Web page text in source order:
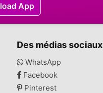
App
Des médias sociaux
WhatsApp
Facebook
Pinterest